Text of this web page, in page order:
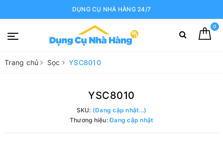
DỤNG CỤ NHÀ HÀNG 24/7
0
Trang chủ Sọc YSC8010
YSC8010
SKU: (Đang cập nhật...)
Thương hiệu:Đang cập nhật